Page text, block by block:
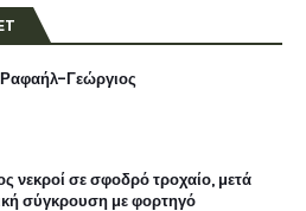
Ραφαήλ-Γεώργιος
νεκροί σε σφοδρό τροχαίο, μετά
σύγκρουση με φορτηγό